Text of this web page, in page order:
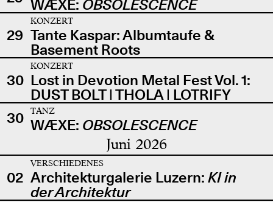
WÆXE: OBSOLESCENCE
29
KONZERT
Tante Kaspar: Albumtaufe &
Basement Roots
30
KONZERT
Lost in Devotion Metal Fest Vol. 1:
DUST BOLT | THOLA | LOTRIFY
30
TANZ
WÆXE: OBSOLESCENCE
Juni 2026
02
VERSCHIEDENES
Architekturgalerie Luzern: KI in
der Architektur